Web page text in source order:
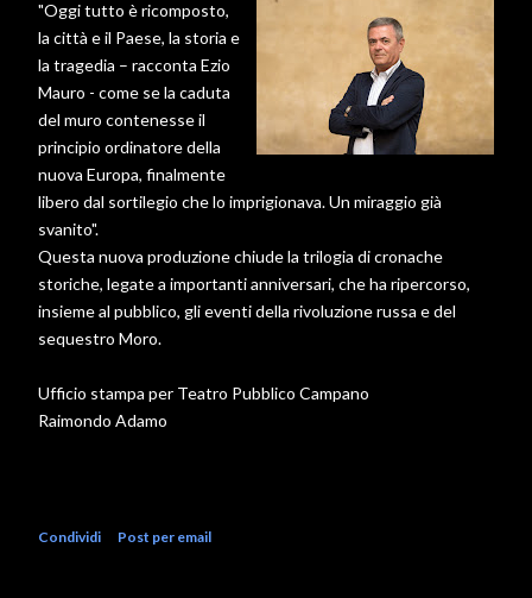
"Oggi tutto è ricomposto,
la città e il Paese, la storia e
la tragedia – racconta Ezio
Mauro - come se la caduta
del muro contenesse il
principio ordinatore della
nuova Europa, finalmente
libero dal sortilegio che lo imprigionava. Un miraggio già
svanito".
Questa nuova produzione chiude la trilogia di cronache
storiche, legate a importanti anniversari, che ha ripercorso,
insieme al pubblico, gli eventi della rivoluzione russa e del
sequestro Moro.
Ufficio stampa per Teatro Pubblico Campano
Raimondo Adamo
Condividi Post per email